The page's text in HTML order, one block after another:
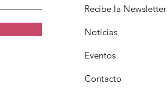
Recibe la Newsletter
Noticias
Eventos
Contacto